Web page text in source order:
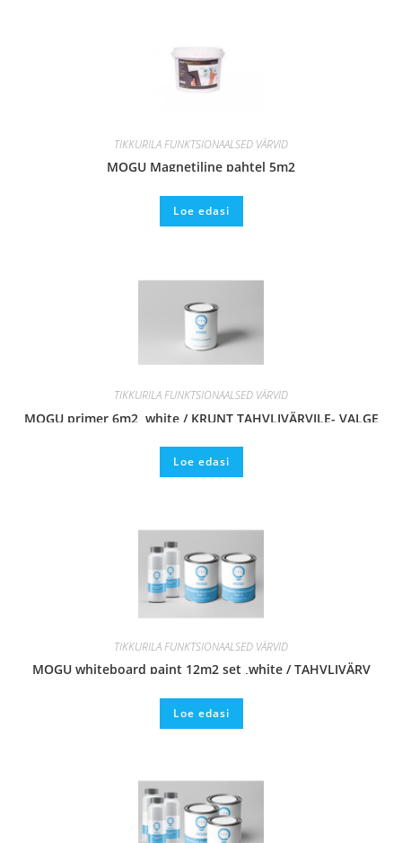
TIKKURILA FUNKTSIONAALSED VÄRVID
MOGU Magnetiline pahtel 5m2
Loe edasi
TIKKURILA FUNKTSIONAALSED VÄRVID
MOGU primer 6m2, white / KRUNT TAHVLIVÄRVILE- VALGE
Loe edasi
TIKKURILA FUNKTSIONAALSED VÄRVID
MOGU whiteboard paint 12m2 set ,white / TAHVLIVÄRV
Loe edasi